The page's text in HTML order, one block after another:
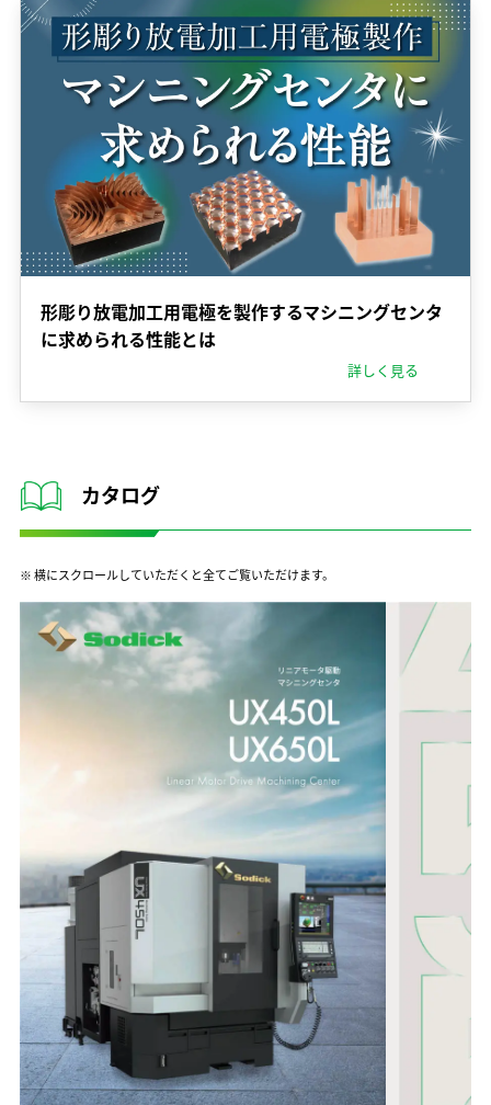
形彫り放電加工用電極を製作するマシニングセンタ
に求められる性能とは
詳しく見る
カタログ
※ 横にスクロールしていただくと全てご覧いただけます。